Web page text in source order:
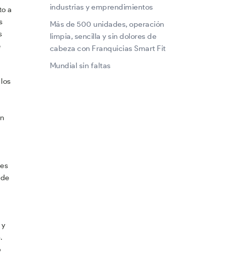
a
industrias y emprendimientos
Más de 500 unidades, operación
limpia, sencilla y sin dolores de
cabeza con Franquicias Smart Fit
Mundial sin faltas